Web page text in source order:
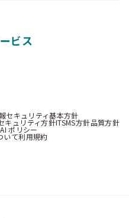
ビス
セキュリティ基本方針
キュリティ方針ITSMS方針品質方針
AI ポリシー
いて利用規約